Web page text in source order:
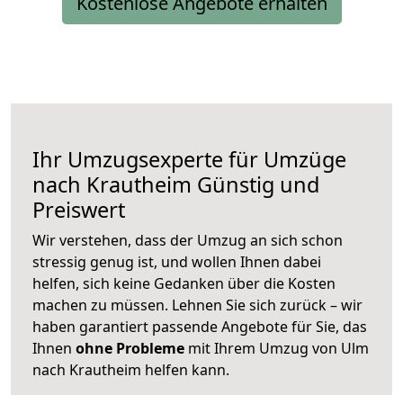
Ihr Umzugsexperte für Umzüge
nach Krautheim Günstig und
Preiswert
Wir verstehen, dass der Umzug an sich schon
stressig genug ist, und wollen Ihnen dabei
helfen, sich keine Gedanken über die Kosten
machen zu müssen. Lehnen Sie sich zurück – wir
haben garantiert passende Angebote für Sie, das
Ihnen ohne Probleme mit Ihrem Umzug von Ulm
nach Krautheim helfen kann.